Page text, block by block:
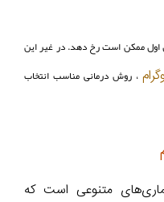
اول ممکن است رخ دهد. در غیر این
، روش درمانی مناسب انتخاب
متنوعی است که